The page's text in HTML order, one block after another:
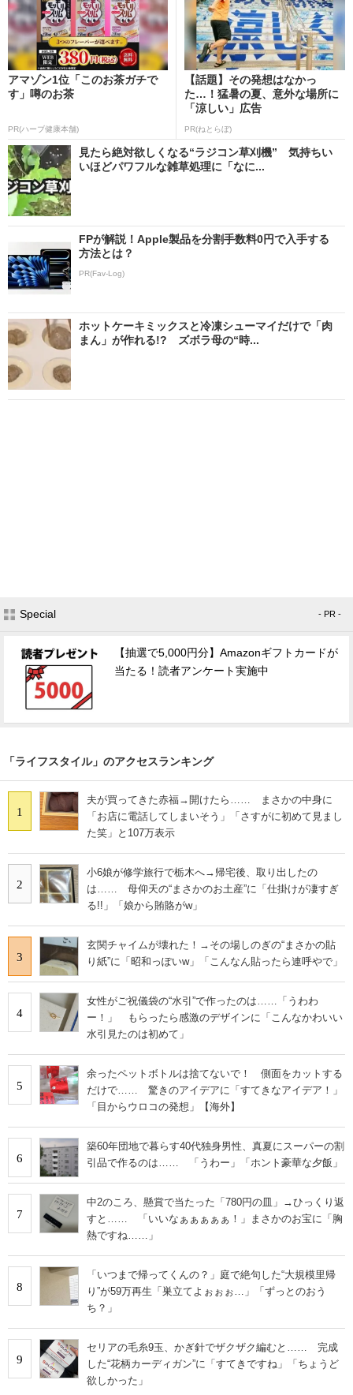
アマゾン1位「このお茶ガチで
す」噂のお茶
PR(ハーブ健康本舗)
【話題】その発想はなかっ
た…！猛暑の夏、意外な場所に
「涼しい」広告
PR(ねとらぼ)
見たら絶対欲しくなる“ラジコン草刈機” 気持ちい
いほどパワフルな雑草処理に「なに...
FPが解説！Apple製品を分割手数料0円で入手する
方法とは？
PR(Fav-Log)
ホットケーキミックスと冷凍シューマイだけで「肉
まん」が作れる!? ズボラ母の“時...
Special - PR -
【抽選で5,000円分】Amazonギフトカードが
当たる！読者アンケート実施中
「ライフスタイル」のアクセスランキング
1
夫が買ってきた赤福→開けたら…… まさかの中身に
「お店に電話してしまいそう」「さすがに初めて見まし
た笑」と107万表示
2
小6娘が修学旅行で栃木へ→帰宅後、取り出したの
は…… 母仰天の“まさかのお土産”に「仕掛けが凄すぎ
る!!」「娘から賄賂がw」
3
玄関チャイムが壊れた！→その場しのぎの“まさかの貼
り紙”に「昭和っぽいw」「こんなん貼ったら連呼やで」
4
女性がご祝儀袋の“水引”で作ったのは……「うわわ
ー！」 もらったら感激のデザインに「こんなかわいい
水引見たのは初めて」
5
余ったペットボトルは捨てないで！ 側面をカットする
だけで…… 驚きのアイデアに「すてきなアイデア！」
「目からウロコの発想」【海外】
6
築60年団地で暮らす40代独身男性、真夏にスーパーの割
引品で作るのは…… 「うわー」「ホント豪華な夕飯」
7
中2のころ、懸賞で当たった「780円の皿」→ひっくり返
すと…… 「いいなぁぁぁぁぁ！」まさかのお宝に「胸
熱ですね……」
8
「いつまで帰ってくんの？」庭で絶句した“大規模里帰
り”が59万再生「巣立てよぉぉぉ…」「ずっとのおう
ち？」
9
セリアの毛糸9玉、かぎ針でザクザク編むと…… 完成
した“花柄カーディガン”に「すてきですね」「ちょうど
欲しかった」